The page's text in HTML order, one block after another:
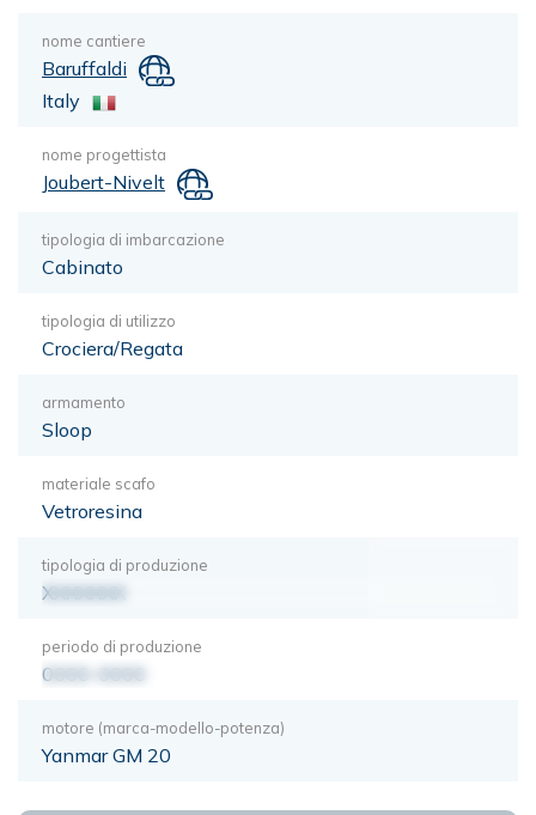
nome cantiere
Baruffaldi
Italy
nome progettista
Joubert-Nivelt
tipologia di imbarcazione
Cabinato
tipologia di utilizzo
Crociera/Regata
armamento
Sloop
materiale scafo
Vetroresina
tipologia di produzione
XXXXXXX
periodo di produzione
0000-0000
motore (marca-modello-potenza)
Yanmar GM 20